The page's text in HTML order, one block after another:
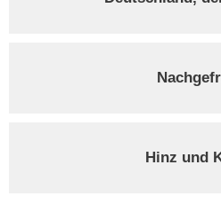
Hinz und